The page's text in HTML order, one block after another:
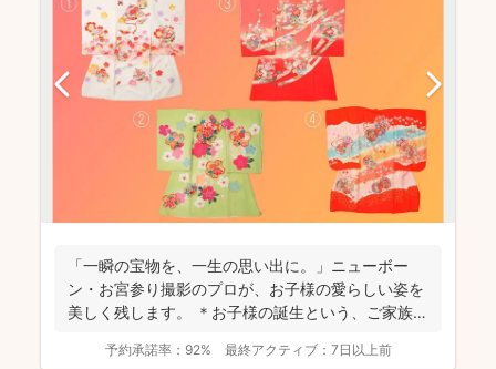
「一瞬の宝物を、一生の思い出に。」ニューボー
ン・お宮参り撮影のプロが、お子様の愛らしい姿を
美しく残します。 ＊お子様の誕生という、ご家族に
予約承諾率： 92% 最終アクティブ： 7日以上前